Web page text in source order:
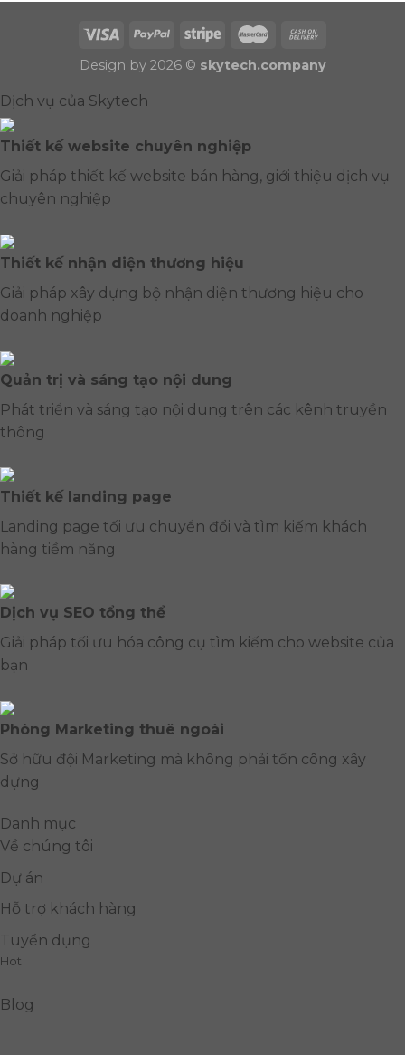
Design by 2026 © skytech.company
Dịch vụ của Skytech
Thiết kế website chuyên nghiệp
Giải pháp thiết kế website bán hàng, giới thiệu dịch vụ
chuyên nghiệp
Thiết kế nhận diện thương hiệu
Giải pháp xây dựng bộ nhận diện thương hiệu cho
doanh nghiệp
Quản trị và sáng tạo nội dung
Phát triển và sáng tạo nội dung trên các kênh truyền
thông
Thiết kế landing page
Landing page tối ưu chuyển đổi và tìm kiếm khách
hàng tiềm năng
Dịch vụ SEO tổng thể
Giải pháp tối ưu hóa công cụ tìm kiếm cho website của
bạn
Phòng Marketing thuê ngoài
Sở hữu đội Marketing mà không phải tốn công xây
dựng
Danh mục
Về chúng tôi
Dự án
Hỗ trợ khách hàng
Tuyển dụng
Hot
Blog